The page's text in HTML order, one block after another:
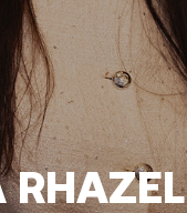
RHAZEL